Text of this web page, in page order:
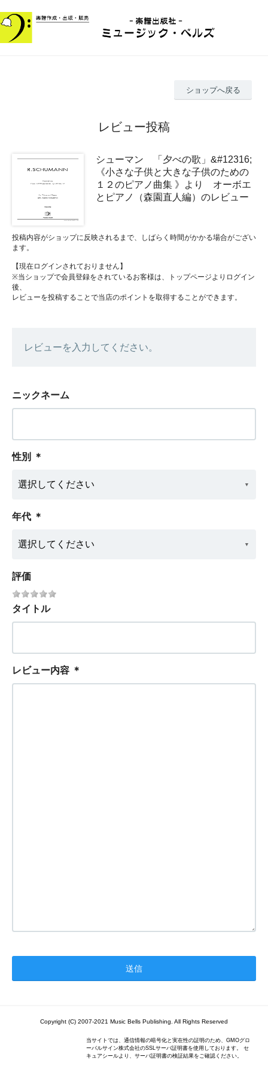
ショップへ戻る
レビュー投稿
シューマン 「夕べの歌」&#12316;
《小さな子供と大きな子供のための
１２のピアノ曲集 》より オーボエ
とピアノ（森園直人編）のレビュー
投稿内容がショップに反映されるまで、しばらく時間がかかる場合がござい
ます。
【現在ログインされておりません】
※当ショップで会員登録をされているお客様は、トップページよりログイン
後、
レビューを投稿することで当店のポイントを取得することができます。
レビューを入力してください。
ニックネーム
性別 ＊
年代 ＊
評価
タイトル
レビュー内容 ＊
Copyright (C) 2007-2021 Music Bells Publishing. All Rights Reserved
当サイトでは、通信情報の暗号化と実在性の証明のため、GMOグロ
ーバルサイン株式会社のSSLサーバ証明書を使用しております。 セ
キュアシールより、サーバ証明書の検証結果をご確認ください。